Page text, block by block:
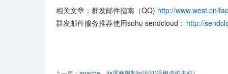
相关文章：群发邮件指南（QQ) http://www.west.cn/
群发邮件服务推荐使用sohu sendcloud : http://